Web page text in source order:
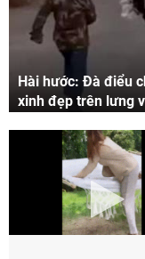
Hài hước: Đà điểu
xinh đẹp trên lưng